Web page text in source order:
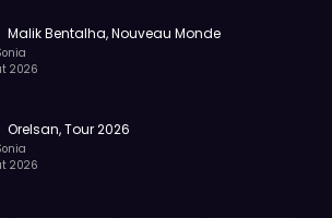
Malik Bentalha, Nouveau Monde
2026
Orelsan, Tour 2026
2026